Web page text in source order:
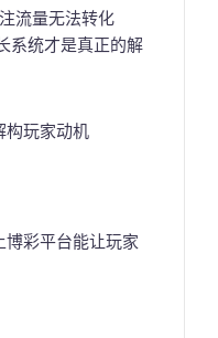
流量无法转化
统才是真正的解
构玩家动机
博彩平台能让玩家